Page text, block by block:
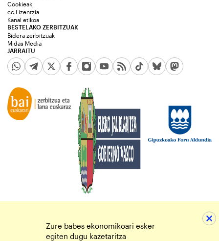
JARRAITU
Cookieak
cc Lizentzia
Kanal etikoa
BESTELAKO ZERBITZUAK
Bidera zerbitzuak
Midas Media
Zure babes ekonomikoari esker
egiten dugu kazetaritza